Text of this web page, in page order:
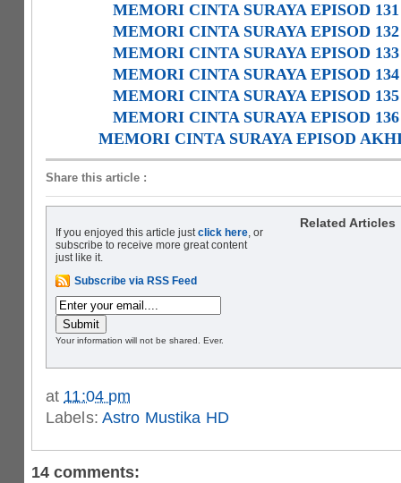
MEMORI CINTA SURAYA EPISOD 131
MEMORI CINTA SURAYA EPISOD 132
MEMORI CINTA SURAYA EPISOD 133
MEMORI CINTA SURAYA EPISOD 134
MEMORI CINTA SURAYA EPISOD 135
MEMORI CINTA SURAYA EPISOD 136
MEMORI CINTA SURAYA EPISOD
Share this article :
Related Articles
If you enjoyed this article justclick here, or
subscribe to receive more great content
just like it.
Subscribe via RSS Feed
Your information will not be shared. Ever.
at 11:04 pm
Labels: Astro Mustika HD
14 comments: